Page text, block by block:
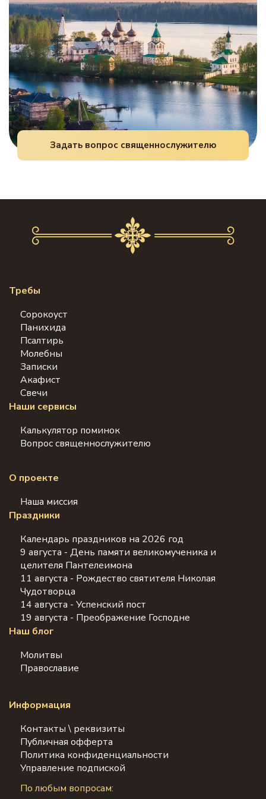
Задать вопрос священнослужителю
Требы
Сорокоуст
Панихида
Псалтирь
Молебны
Записки
Акафист
Свечи
Наши сервисы
Калькулятор поминок
Вопрос священнослужителю
О проекте
Наша миссия
Праздники
Календарь праздников на 2026 год
9 августа - День памяти великомученика и
целителя Пантелеимона
11 августа - Рождество святителя Николая
Чудотворца
14 августа - Успенский пост
19 августа - Преображение Господне
Наш блог
Молитвы
Православие
Информация
Контакты \ реквизиты
Публичная офферта
Политика конфиденциальности
Управление подпиской
По любым вопросам: